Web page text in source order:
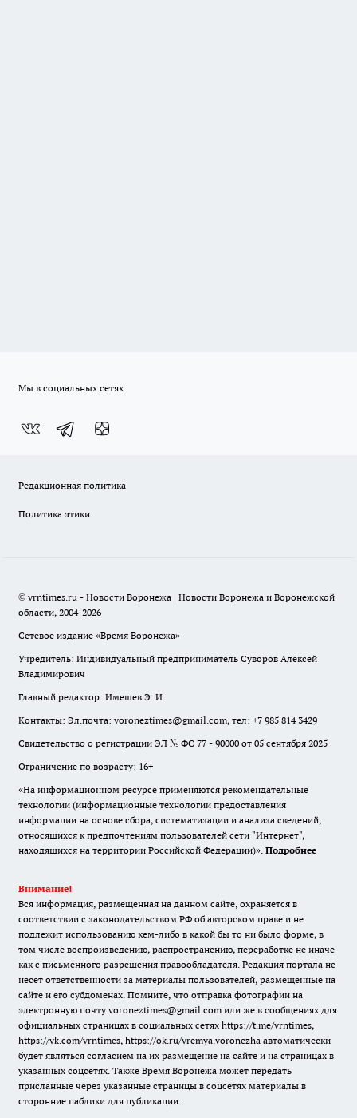
Мы в социальных сетях
Редакционная политика
Политика этики
© vrntimes.ru - Новости Воронежа | Новости Воронежа и Воронежской
области, 2004-2026
Сетевое издание «Время Воронежа»
Учредитель: Индивидуальный предприниматель Суворов Алексей
Владимирович
Главный редактор: Имешев Э. И.
Контакты: Эл.почта: voroneztimes@gmail.com, тел: +7 985 814 3429
Свидетельство о регистрации ЭЛ № ФС 77 - 90000 от 05 сентября 2025
Ограничение по возрасту: 16+
«На информационном ресурсе применяются рекомендательные
технологии (информационные технологии предоставления
информации на основе сбора, систематизации и анализа сведений,
относящихся к предпочтениям пользователей сети "Интернет",
находящихся на территории Российской Федерации)». Подробнее
Внимание!
Вся информация, размещенная на данном сайте, охраняется в
соответствии с законодательством РФ об авторском праве и не
подлежит использованию кем-либо в какой бы то ни было форме, в
том числе воспроизведению, распространению, переработке не иначе
как с письменного разрешения правообладателя. Редакция портала не
несет ответственности за материалы пользователей, размещенные на
сайте и его субдоменах. Помните, что отправка фотографии на
электронную почту voroneztimes@gmail.com или же в сообщениях для
официальных страницах в социальных сетях https://t.me/vrntimes,
https://vk.com/vrntimes, https://ok.ru/vremya.voronezha автоматически
будет являться согласием на их размещение на сайте и на страницах в
указанных соцсетях. Также Время Воронежа может передать
присланные через указанные страницы в соцсетях материалы в
сторонние паблики для публикации.